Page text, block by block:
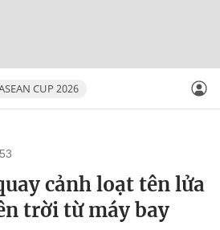
CUP 2026
cảnh loạt tên lửa
trời từ máy bay